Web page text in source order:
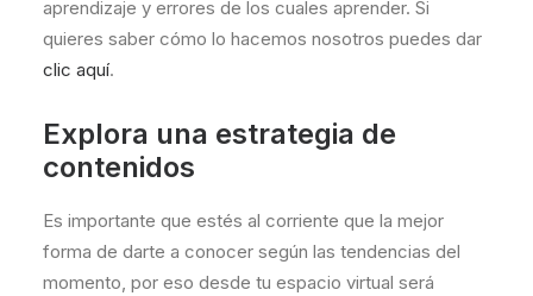
aprendizaje y errores de los cuales aprender. Si
quieres saber cómo lo hacemos nosotros puedes dar
clic aquí.
Explora una estrategia de
contenidos
Es importante que estés al corriente que la mejor
forma de darte a conocer según las tendencias del
momento, por eso desde tu espacio virtual será